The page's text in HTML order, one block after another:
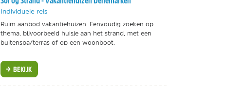
Individuele reis
Ruim aanbod vakantiehuizen. Eenvoudig zoeken op
thema, bijvoorbeeld huisje aan het strand, met een
buitenspa/terras of op een woonboot.
BEKIJK